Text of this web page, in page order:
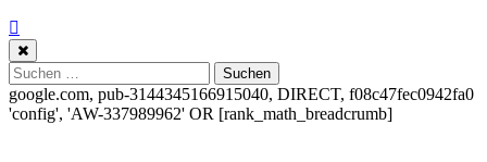
Suchen
nach:
google.com, pub-3144345166915040, DIRECT, f08c47fec0942fa0
'config', 'AW-337989962' OR [rank_math_breadcrumb]